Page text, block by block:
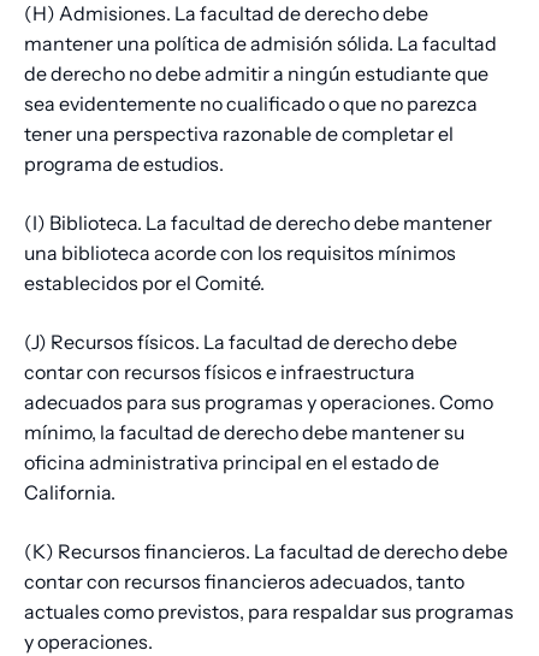
(H) Admisiones. La facultad de derecho debe
mantener una política de admisión sólida. La facultad
de derecho no debe admitir a ningún estudiante que
sea evidentemente no cualificado o que no parezca
tener una perspectiva razonable de completar el
programa de estudios.
(I) Biblioteca. La facultad de derecho debe mantener
una biblioteca acorde con los requisitos mínimos
establecidos por el Comité.
(J) Recursos físicos. La facultad de derecho debe
contar con recursos físicos e infraestructura
adecuados para sus programas y operaciones. Como
mínimo, la facultad de derecho debe mantener su
oficina administrativa principal en el estado de
California.
(K) Recursos financieros. La facultad de derecho debe
contar con recursos financieros adecuados, tanto
actuales como previstos, para respaldar sus programas
y operaciones.